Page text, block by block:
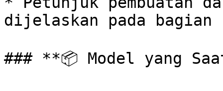
dijelaskan pada bagian
### **📦 Model yang